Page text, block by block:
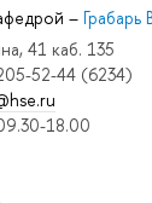
– Грабарь
41 каб. 135
52-44 (6234)
18.00